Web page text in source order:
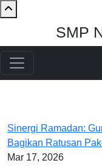
Skip to main content
SMP
Main navigation
Sinergi Ramadan:
Bagikan Ratusan
Mar 17, 2026